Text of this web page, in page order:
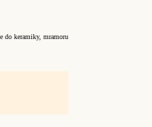
do keramiky, mramoru